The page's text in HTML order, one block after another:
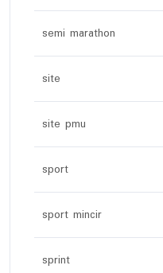
semi marathon
site
site pmu
sport
sport mincir
sprint